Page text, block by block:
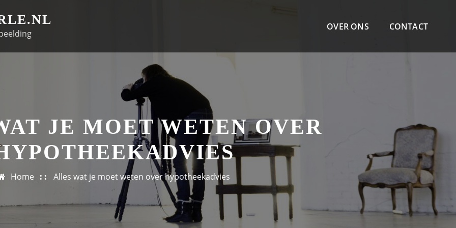
OVER ONS CONTACT
JE MOET WETEN OVER
Home Alles wat je moet weten over hypotheekadvies